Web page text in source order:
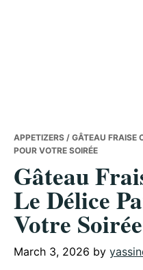
APPETIZERS / GÂTEAU FRAISE
POUR VOTRE SOIRÉE
Gâteau
Le Délice
Votre Soirée
March 3, 2026 by